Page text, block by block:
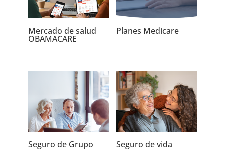
Mercado de salud
OBAMACARE
Planes Medicare
Seguro de Grupo Seguro de vida